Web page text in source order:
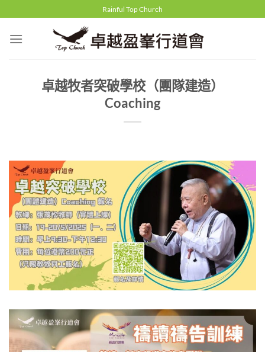
to
content
Rainful Top Church
卓越牧者突破學校（團隊建造）
Coaching